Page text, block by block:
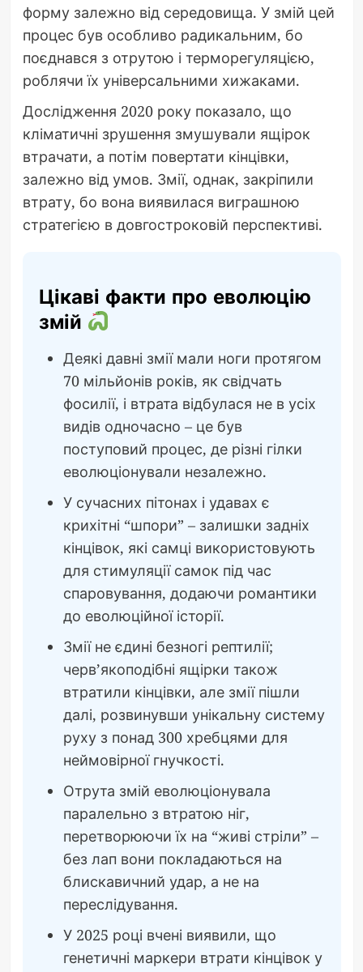
форму залежно від середовища. У змій цей
процес був особливо радикальним, бо
поєднався з отрутою і терморегуляцією,
роблячи їх універсальними хижаками.
Дослідження 2020 року показало, що
кліматичні зрушення змушували ящірок
втрачати, а потім повертати кінцівки,
залежно від умов. Змії, однак, закріпили
втрату, бо вона виявилася виграшною
стратегією в довгостроковій перспективі.
Цікаві факти про еволюцію
змій
Деякі давні змії мали ноги протягом
70 мільйонів років, як свідчать
фосилії, і втрата відбулася не в усіх
видів одночасно – це був
поступовий процес, де різні гілки
еволюціонували незалежно.
У сучасних пітонах і удавах є
крихітні “шпори” – залишки задніх
кінцівок, які самці використовують
для стимуляції самок під час
спаровування, додаючи романтики
до еволюційної історії.
Змії не єдині безногі рептилії;
черв’якоподібні ящірки також
втратили кінцівки, але змії пішли
далі, розвинувши унікальну систему
руху з понад 300 хребцями для
неймовірної гнучкості.
Отрута змій еволюціонувала
паралельно з втратою ніг,
перетворюючи їх на “живі стріли” –
без лап вони покладаються на
блискавичний удар, а не на
переслідування.
У 2025 році вчені виявили, що
генетичні маркери втрати кінцівок у